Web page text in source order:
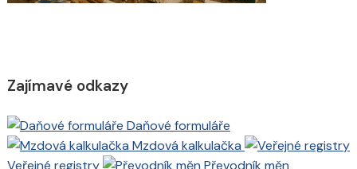
Zajímavé odkazy
Daňové formuláře
Mzdová kalkulačka
Veřejné registry
Převodník měn